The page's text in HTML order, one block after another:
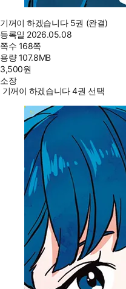
기꺼이 하겠습니다 5권 (완결)
등록일 2026.05.08
쪽수 168쪽
용량107.8MB
3,500원
소장
기꺼이 하겠습니다 4권 선택